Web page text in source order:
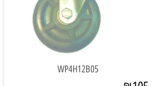
WP4H12B05